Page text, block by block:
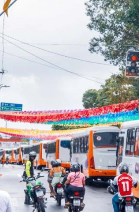
08 27 33
36 56 61
64 65 74 93
Ver detalhes